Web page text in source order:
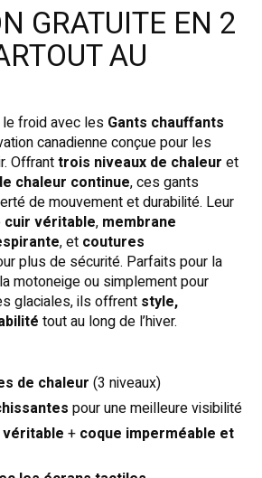
GRATUITE EN 2
AU
froid avec les Gants chauffants
canadienne conçue pour les
Offranttrois niveaux de chaleur et
chaleur continue, ces gants
de mouvement et durabilité. Leur
cuir véritable, membrane
, et coutures
plus de sécurité. Parfaits pour la
motoneige ou simplement pour
glaciales, ils offrent style,
tout au long de l’hiver.
de chaleur (3 niveaux)
pour une meilleure visibilité
véritable + coque imperméable et